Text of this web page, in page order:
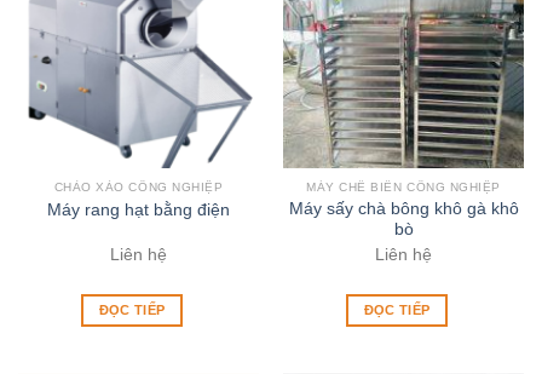
CHẢO XÀO CÔNG NGHIỆP
Máy rang hạt bằng điện
Liên hệ
ĐỌC TIẾP
MÁY CHẾ BIẾN CÔNG NGHIỆP
Máy sấy chà bông khô gà khô
bò
Liên hệ
ĐỌC TIẾP